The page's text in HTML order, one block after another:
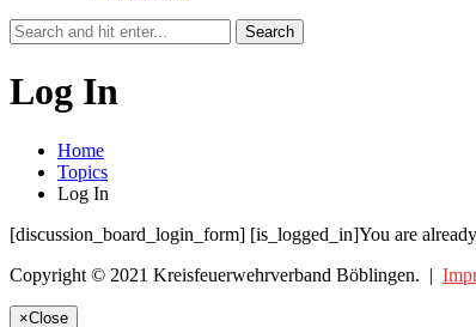
Log In
Home
Topics
Log In
[discussion_board_login_form] [is_logged_in]You are
Copyright © 2021 Kreisfeuerwehrverband Böblingen. |
×Close